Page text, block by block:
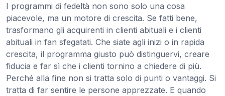
I programmi di fedeltà non sono solo una cosa
piacevole, ma un motore di crescita. Se fatti bene,
trasformano gli acquirenti in clienti abituali e i clienti
abituali in fan sfegatati. Che siate agli inizi o in rapida
crescita, il programma giusto può distinguervi, creare
fiducia e far sì che i clienti tornino a chiedere di più.
Perché alla fine non si tratta solo di punti o vantaggi. Si
tratta di far sentire le persone apprezzate. E quando